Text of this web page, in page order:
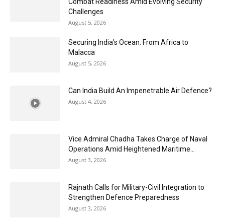
Challenges
August 5, 2026
Securing India’s Ocean: From Africa to
Malacca
August 5, 2026
Can India Build An Impenetrable Air Defence?
August 4, 2026
Vice Admiral Chadha Takes Charge of Naval
Operations Amid Heightened Maritime...
August 3, 2026
Rajnath Calls for Military-Civil Integration to
Strengthen Defence Preparedness
August 3, 2026